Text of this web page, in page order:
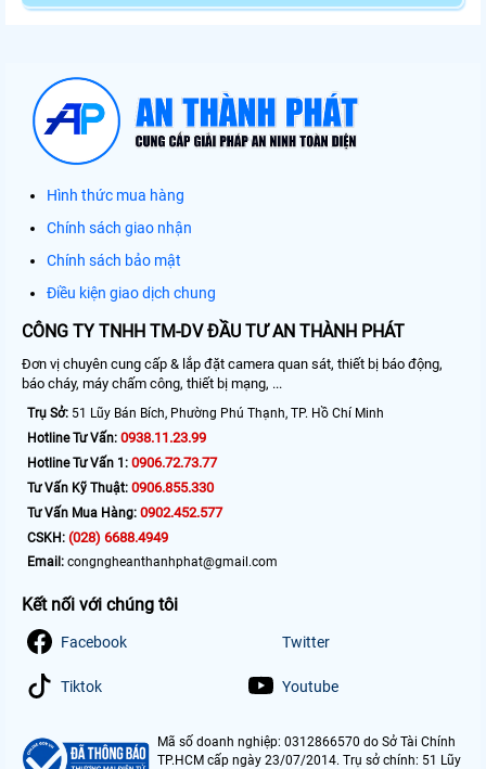
Hình thức mua hàng
Chính sách giao nhận
Chính sách bảo mật
Điều kiện giao dịch chung
CÔNG TY TNHH TM-DV ĐẦU TƯ AN THÀNH PHÁT
Đơn vị chuyên cung cấp & lắp đặt camera quan sát, thiết bị báo động,
báo cháy, máy chấm công, thiết bị mạng, ...
Trụ Sở: 51 Lũy Bán Bích, Phường Phú Thạnh, TP. Hồ Chí Minh
Hotline Tư Vấn: 0938.11.23.99
Hotline Tư Vấn 1: 0906.72.73.77
Tư Vấn Kỹ Thuật: 0906.855.330
Tư Vấn Mua Hàng: 0902.452.577
CSKH: (028) 6688.4949
Email: congngheanthanhphat@gmail.com
Kết nối với chúng tôi
Facebook Twitter
Tiktok Youtube
Mã số doanh nghiệp: 0312866570 do Sở Tài Chính
TP.HCM cấp ngày 23/07/2014. Trụ sở chính: 51 Lũy